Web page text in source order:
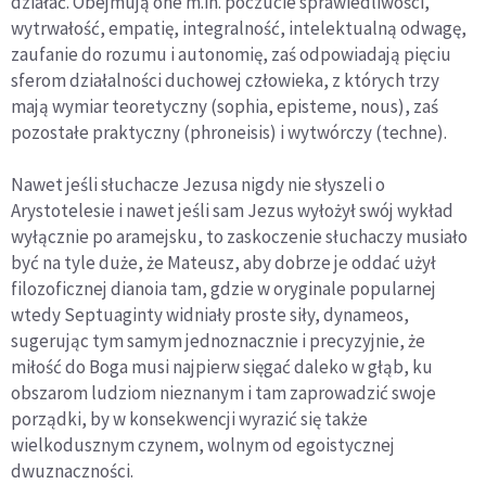
wytrwałość, empatię, integralność, intelektualną odwagę,
zaufanie do rozumu i autonomię, zaś odpowiadają pięciu
sferom działalności duchowej człowieka, z których trzy
mają wymiar teoretyczny (sophia, episteme, nous), zaś
pozostałe praktyczny (phroneisis) i wytwórczy (techne).
Nawet jeśli słuchacze Jezusa nigdy nie słyszeli o
Arystotelesie i nawet jeśli sam Jezus wyłożył swój wykład
wyłącznie po aramejsku, to zaskoczenie słuchaczy musiało
być na tyle duże, że Mateusz, aby dobrze je oddać użył
filozoficznej dianoia tam, gdzie w oryginale popularnej
wtedy Septuaginty widniały proste siły, dynameos,
sugerując tym samym jednoznacznie i precyzyjnie, że
miłość do Boga musi najpierw sięgać daleko w głąb, ku
obszarom ludziom nieznanym i tam zaprowadzić swoje
porządki, by w konsekwencji wyrazić się także
wielkodusznym czynem, wolnym od egoistycznej
dwuznaczności.